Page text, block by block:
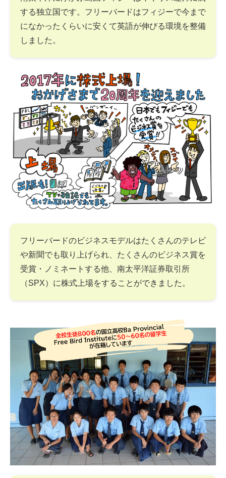
する独立国です。フリーバードはフィジーで今まで
になかったくらいに安くて英語が伸びる環境を整備
しました。
フリーバードのビジネスモデルはたくさんのテレビ
や新聞でも取り上げられ、たくさんのビジネス賞を
受賞・ノミネートする他、南太平洋証券取引所
（SPX）に株式上場をすることができました。